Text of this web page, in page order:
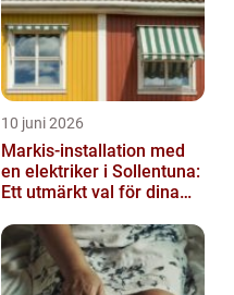
10 juni 2026
Markis-installation med
en elektriker i Sollentuna:
Ett utmärkt val för dina